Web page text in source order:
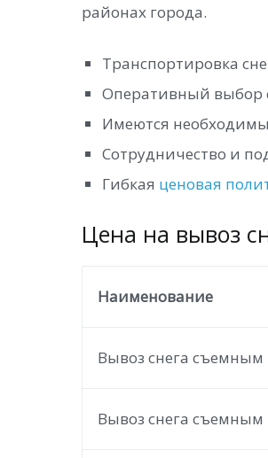
районах города.
Транспортировка
Оперативный выбор
Имеются
Сотрудничество и
Гибкая ценовая
Цена на вывоз
Наименование
Вывоз снега съемным
Вывоз снега съемным